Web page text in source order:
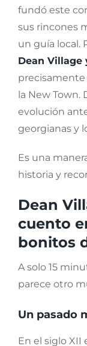
fundó este
sus rincones
un guía local.
Dean Village
precisamente
la New Town.
evolución
georgianas y
Es una
historia y
Dean
cuento
bonitos
A solo 15
parece otro
Un pasado
En el siglo XII